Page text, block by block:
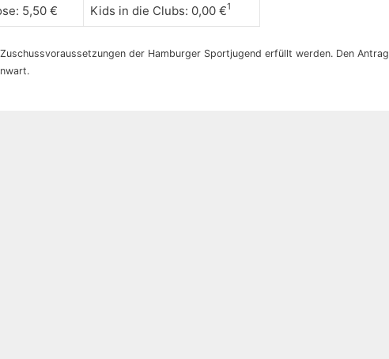
5,50 € Kids in die Clubs: 0,00 €1
der Hamburger Sportjugend erfüllt werden. Den Antrag